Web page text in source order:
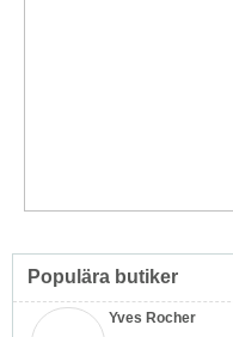
Populära butiker
Yves Rocher